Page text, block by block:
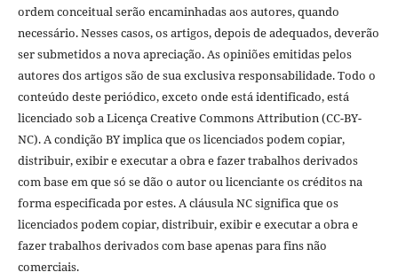
ordem conceitual serão encaminhadas aos autores, quando
necessário. Nesses casos, os artigos, depois de adequados, deverão
ser submetidos a nova apreciação. As opiniões emitidas pelos
autores dos artigos são de sua exclusiva responsabilidade. Todo o
conteúdo deste periódico, exceto onde está identificado, está
licenciado sob a Licença Creative Commons Attribution (CC-BY-
NC). A condição BY implica que os licenciados podem copiar,
distribuir, exibir e executar a obra e fazer trabalhos derivados
com base em que só se dão o autor ou licenciante os créditos na
forma especificada por estes. A cláusula NC significa que os
licenciados podem copiar, distribuir, exibir e executar a obra e
fazer trabalhos derivados com base apenas para fins não
comerciais.